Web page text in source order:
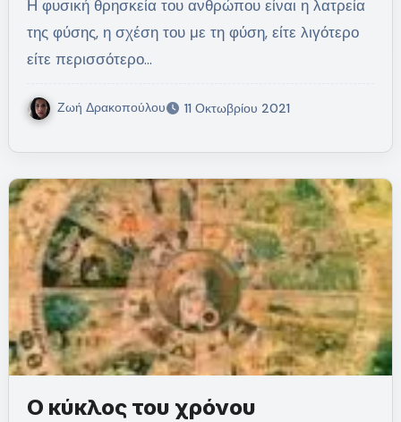
Η φυσική θρησκεία του ανθρώπου είναι η λατρεία
της φύσης, η σχέση του με τη φύση, είτε λιγότερο
είτε περισσότερο…
Ζωή Δρακοπούλου 11 Οκτωβρίου 2021
Ο κύκλος του χρόνου